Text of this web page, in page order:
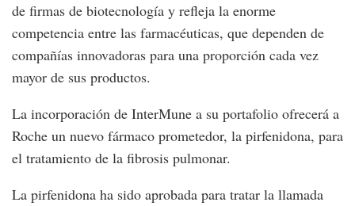
de firmas de biotecnología y refleja la enorme
competencia entre las farmacéuticas, que dependen de
compañías innovadoras para una proporción cada vez
mayor de sus productos.
La incorporación de InterMune a su portafolio ofrecerá a
Roche un nuevo fármaco prometedor, la pirfenidona, para
el tratamiento de la fibrosis pulmonar.
La pirfenidona ha sido aprobada para tratar la llamada